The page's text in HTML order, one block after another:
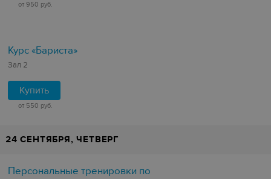
от 950 руб.
Курс «Бариста»
Зал 2
Купить
от 550 руб.
24 СЕНТЯБРЯ, ЧЕТВЕРГ
Персональные тренировки по